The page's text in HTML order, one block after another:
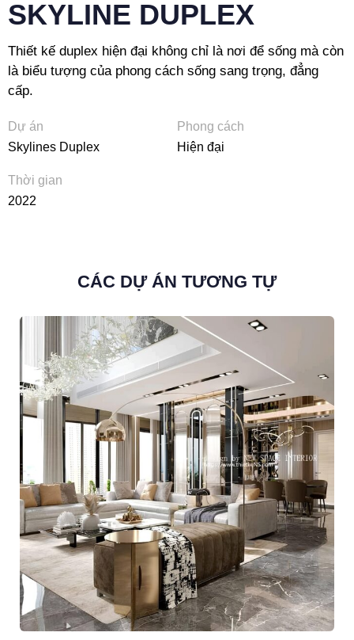
SKYLINE DUPLEX
Thiết kế duplex hiện đại không chỉ là nơi để sống mà còn
là biểu tượng của phong cách sống sang trọng, đẳng
cấp.
Dự án
Skylines Duplex
Phong cách
Hiện đại
Thời gian
2022
CÁC DỰ ÁN TƯƠNG TỰ